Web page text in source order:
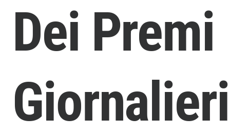
Dei Premi
Giornalieri